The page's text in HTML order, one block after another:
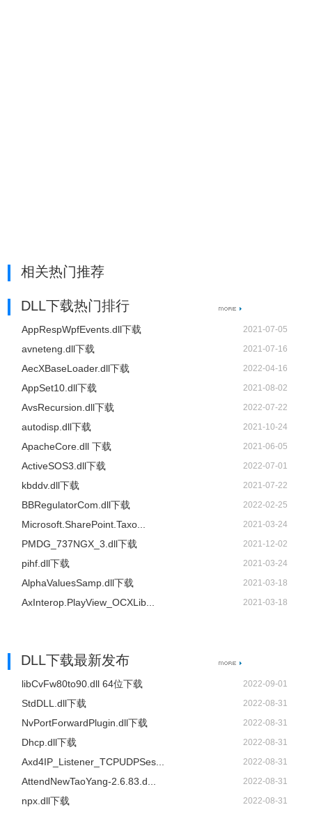
相关热门推荐
DLL下载热门排行
AppRespWpfEvents.dll下载 2021-07-05
avneteng.dll下载 2021-07-16
AecXBaseLoader.dll下载 2022-04-16
AppSet10.dll下载 2021-08-02
AvsRecursion.dll下载 2022-07-22
autodisp.dll下载 2021-10-24
ApacheCore.dll 下载 2021-06-05
ActiveSOS3.dll下载 2022-07-01
kbddv.dll下载 2021-07-22
BBRegulatorCom.dll下载 2022-02-25
Microsoft.SharePoint.Taxo... 2021-03-24
PMDG_737NGX_3.dll下载 2021-12-02
pihf.dll下载 2021-03-24
AlphaValuesSamp.dll下载 2021-03-18
AxInterop.PlayView_OCXLib... 2021-03-18
DLL下载最新发布
libCvFw80to90.dll 64位下载 2022-09-01
StdDLL.dll下载 2022-08-31
NvPortForwardPlugin.dll下载 2022-08-31
Dhcp.dll下载 2022-08-31
Axd4IP_Listener_TCPUDPSes... 2022-08-31
AttendNewTaoYang-2.6.83.d... 2022-08-31
npx.dll下载 2022-08-31